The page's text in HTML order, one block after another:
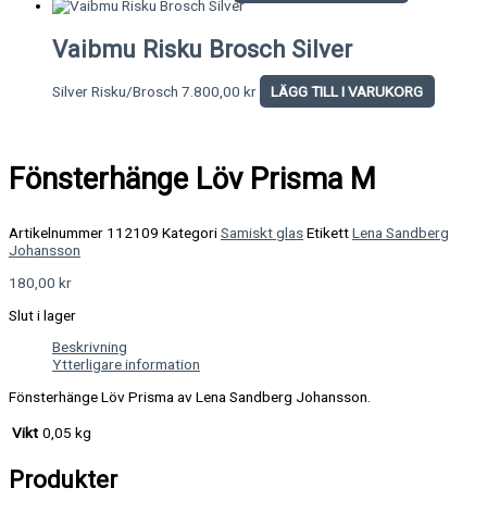
Vaibmu Risku Brosch Silver
Silver Risku/Brosch 7.800,00 kr LÄGG TILL I VARUKORG
Fönsterhänge Löv Prisma M
Artikelnummer 112109 KategoriSamiskt glasEtikettLena Sandberg
Johansson
180,00 kr
Slut i lager
Beskrivning
Ytterligare information
Fönsterhänge Löv Prisma av Lena Sandberg Johansson.
Vikt 0,05 kg
Produkter